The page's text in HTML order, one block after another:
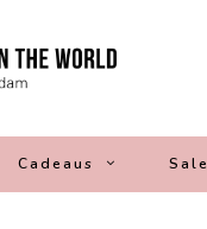
Cadeaus Sale